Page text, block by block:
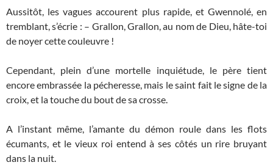
Aussitôt, les vagues accourent plus rapide, et Gwennolé, en
tremblant, s’écrie : – Grallon, Grallon, au nom de Dieu, hâte-toi
de noyer cette couleuvre !
Cependant, plein d’une mortelle inquiétude, le père tient
encore embrassée la pécheresse, mais le saint fait le signe de la
croix, et la touche du bout de sa crosse.
A l’instant même, l’amante du démon roule dans les flots
écumants, et le vieux roi entend à ses côtés un rire bruyant
dans la nuit.